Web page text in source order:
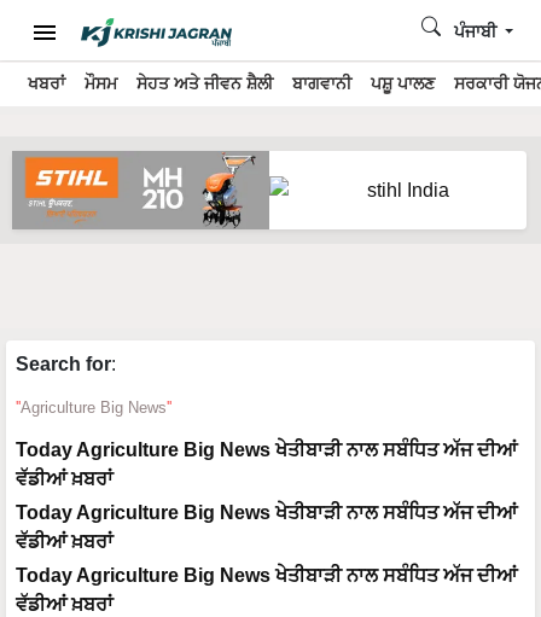
ਖਬਰਾਂ ਮੌਸਮ ਸੇਹਤ ਅਤੇ ਜੀਵਨ ਸ਼ੈਲੀ ਬਾਗਵਾਨੀ ਪਸ਼ੂ ਪਾਲਣ ਸਰਕਾਰੀ
ਪੰਜਾਬੀ
Search for:
Agriculture Big News
Today Agriculture Big News ਖੇਤੀਬਾੜੀ ਨਾਲ ਸਬੰਧਿਤ ਅੱਜ ਦੀਆਂ
ਵੱਡੀਆਂ ਖ਼ਬਰਾਂ
Today Agriculture Big News ਖੇਤੀਬਾੜੀ ਨਾਲ ਸਬੰਧਿਤ ਅੱਜ ਦੀਆਂ
ਵੱਡੀਆਂ ਖ਼ਬਰਾਂ
Today Agriculture Big News ਖੇਤੀਬਾੜੀ ਨਾਲ ਸਬੰਧਿਤ ਅੱਜ ਦੀਆਂ
ਵੱਡੀਆਂ ਖ਼ਬਰਾਂ